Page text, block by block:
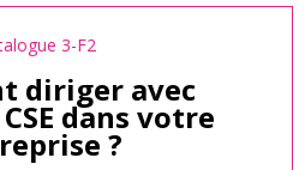
3-F2
diriger avec
dans votre
?